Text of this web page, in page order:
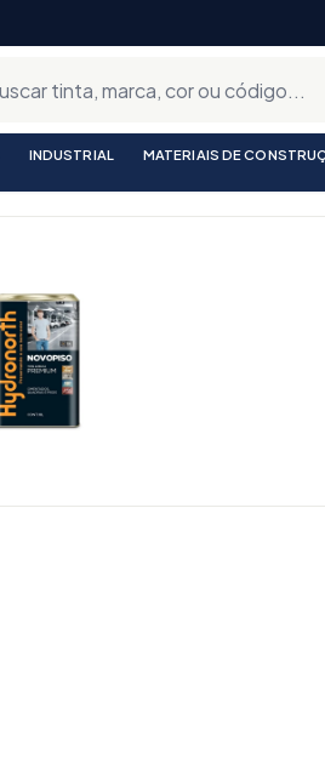
INDUSTRIAL MATERIAIS DE